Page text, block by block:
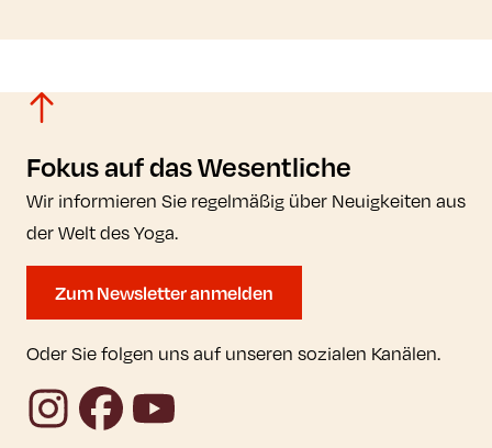
Fokus auf das Wesentliche
Wir informieren Sie regelmäßig über Neuigkeiten aus
der Welt des Yoga.
Zum Newsletter anmelden
Oder Sie folgen uns auf unseren sozialen Kanälen.
InstagramFacebookYouTube